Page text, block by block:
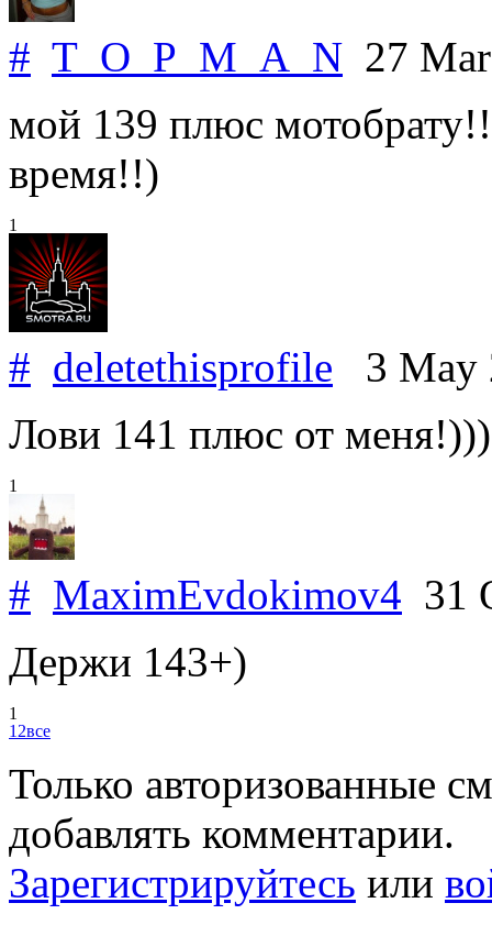
# T_O_P_M_A_N 27
мой 139 плюс
время!!)
1
# deletethisprofile 3 May
Лови 141 плюс от
1
# MaximEvdokimov4 31
Держи 143+)
1
12все
Только авторизованные
добавлять комментарии.
Зарегистрируйтесь или